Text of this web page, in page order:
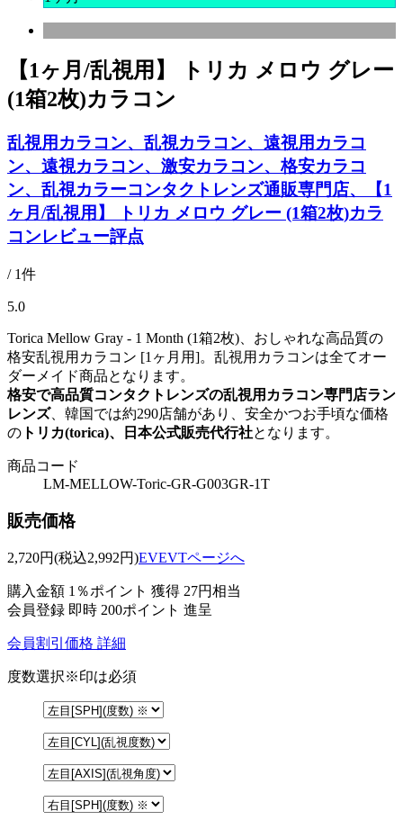
【1ヶ月/乱視用】 トリカ メロウ グレー
(1箱2枚)カラコン
乱視用カラコン、乱視カラコン、遠視用カラコ
ン、遠視カラコン、激安カラコン、格安カラコ
ン、乱視カラーコンタクトレンズ通販専門店、【1
ヶ月/乱視用】 トリカ メロウ グレー (1箱2枚)カラ
コンレビュー評点
/ 1件
5.0
Torica Mellow Gray - 1 Month (1箱2枚)、おしゃれな高品質の
格安乱視用カラコン [1ヶ月用]。乱視用カラコンは全てオー
ダーメイド商品となります。
格安で高品質コンタクトレンズの乱視用カラコン専門店ラン
レンズ、韓国では約290店舗があり、安全かつお手頃な価格
の トリカ(torica)、日本公式販売代行社となります。
商品コード
LM-MELLOW-Toric-GR-G003GR-1T
販売価格
2,720円(税込2,992円)EVEVTページへ
購入金額 1％ポイント 獲得 27円相当
会員登録 即時 200ポイント 進呈
会員割引価格 詳細
度数選択※印は必須